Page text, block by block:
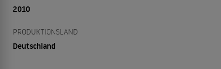
2010
PRODUKTIONSLAND
Deutschland